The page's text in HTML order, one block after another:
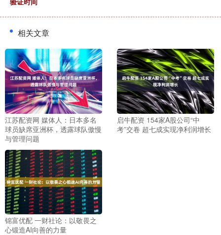
相关文章
江苏配资网 媒体人：日本多名
球员缺席亚洲杯，透露球队傲慢
与管理问题
启牛配资 154家A股公司“中
考”交卷 超七成实现净利润增长
锦富优配 一财社论：以敬畏之
心锻造AI向善的力量